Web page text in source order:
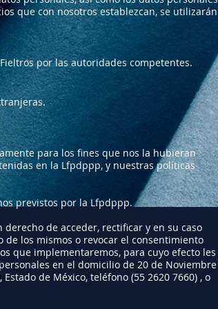
que con nosotros establezcan, se utilizarán
por las autoridades competentes.
para los fines que nos la hubieran
en la Lfpdppp, y nuestras políticas
previstos por la Lfpdppp.
de acceder, rectificar y en su caso
los mismos o revocar el consentimiento
que implementaremos, para cuyo efecto les
en el domicilio de 20 de Noviembre
de México, teléfono (55 2620 7660) , o